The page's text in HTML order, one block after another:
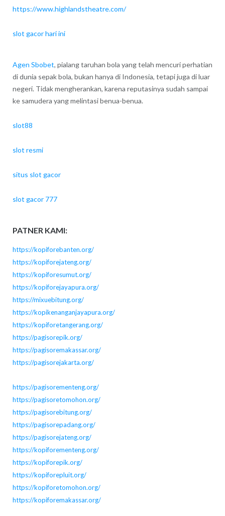
https://www.highlandstheatre.com/
slot gacor hari ini
Agen Sbobet, pialang taruhan bola yang telah mencuri perhatian
di dunia sepak bola, bukan hanya di Indonesia, tetapi juga di luar
negeri. Tidak mengherankan, karena reputasinya sudah sampai
ke samudera yang melintasi benua-benua.
slot88
slot resmi
situs slot gacor
slot gacor 777
PATNER KAMI:
https://kopiforebanten.org/
https://kopiforejateng.org/
https://kopiforesumut.org/
https://kopiforejayapura.org/
https://mixuebitung.org/
https://kopikenanganjayapura.org/
https://kopiforetangerang.org/
https://pagisorepik.org/
https://pagisoremakassar.org/
https://pagisorejakarta.org/
https://pagisorementeng.org/
https://pagisoretomohon.org/
https://pagisorebitung.org/
https://pagisorepadang.org/
https://pagisorejateng.org/
https://kopiforementeng.org/
https://kopiforepik.org/
https://kopiforepluit.org/
https://kopiforetomohon.org/
https://kopiforemakassar.org/